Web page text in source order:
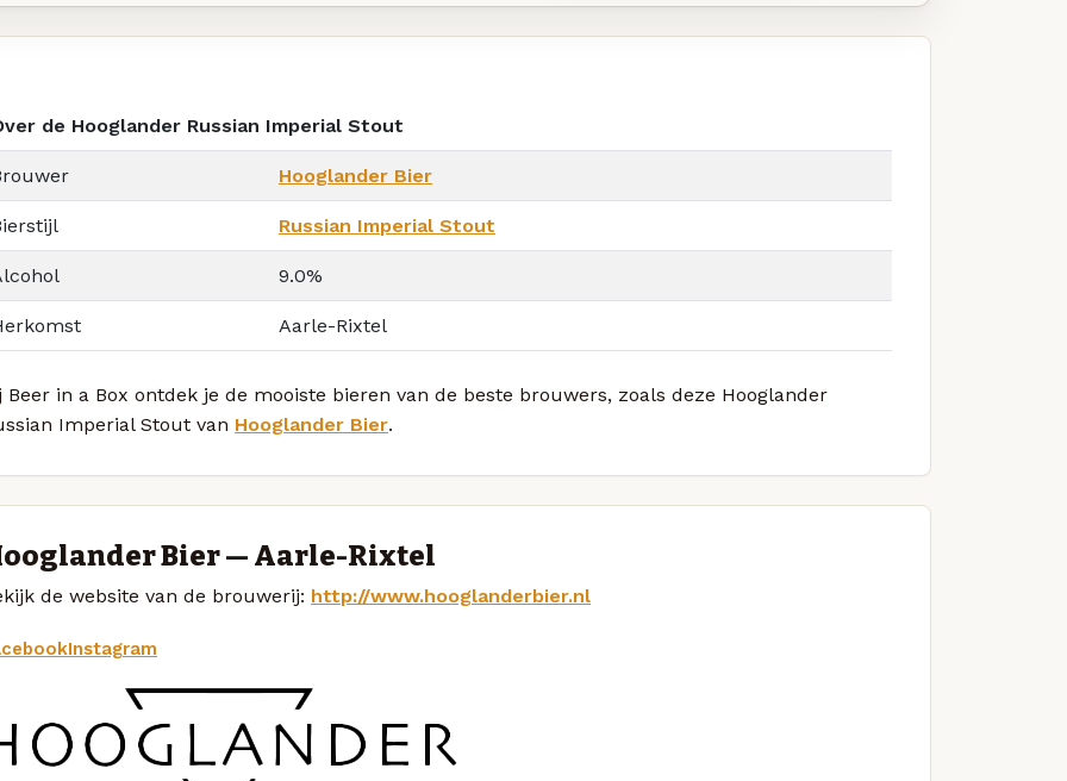
de Hooglander Russian Imperial Stout
Hooglander Bier
Russian Imperial Stout
9.0%
Aarle-Rixtel
Beer in a Box ontdek je de mooiste bieren van de beste brouwers, zoals deze Hooglander
Imperial Stout van Hooglander Bier.
Bier — Aarle-Rixtel
de website van de brouwerij: http://www.hooglanderbier.nl
Instagram